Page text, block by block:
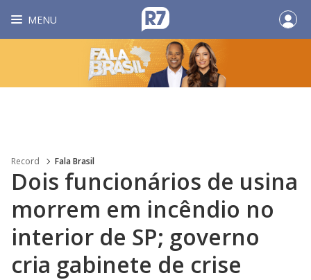
MENU
Record Fala Brasil
Dois funcionários de usina
morrem em incêndio no
interior de SP; governo
cria gabinete de crise